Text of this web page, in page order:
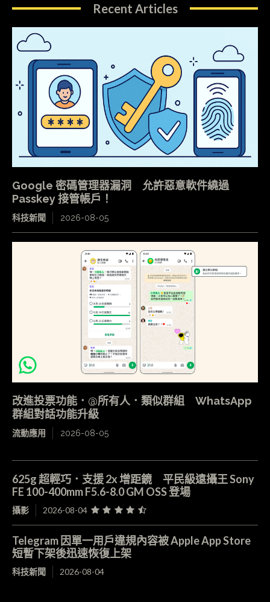
Recent Articles
Google 密碼管理器漏洞 允許惡意軟件繞過
Passkey 接管帳戶！
科技新聞 2026-08-05
改進投票功能．@所有人．類似群組 WhatsApp
群組對話功能升級
流動應用 2026-08-05
625g 超輕巧．支援 2x 增距鏡 平民級遠攝王 Sony
FE 100-400mm F5.6-8.0 GM OSS 登場
攝影 2026-08-04
Telegram 因單一用戶違規內容被 Apple App Store
短暫下架後迅速恢復上架
科技新聞 2026-08-04